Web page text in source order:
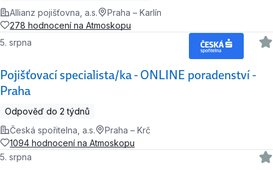
Allianz pojišťovna, a.s.
Praha – Karlín
278 hodnocení na Atmoskopu
Pojišťovací specialista/ka - ONLINE poradenství -
Praha
5. srpna
Odpověď do 2 týdnů
Česká spořitelna, a.s.
Praha – Krč
1094 hodnocení na Atmoskopu
5. srpna